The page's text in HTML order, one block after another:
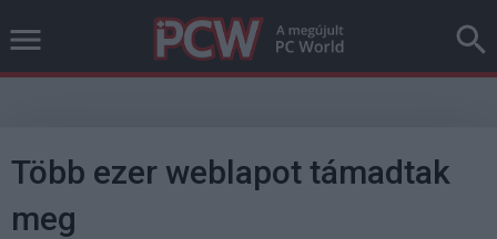
Több ezer weblapot támadtak
meg